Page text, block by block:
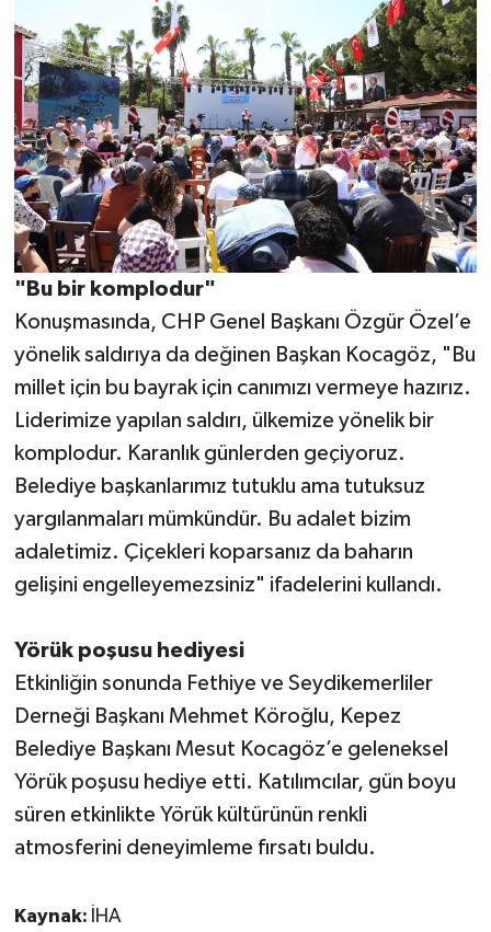
"Bu bir komplodur"
Konuşmasında, CHP Genel Başkanı Özgür Özel’e
yönelik saldırıya da değinen Başkan Kocagöz, "Bu
millet için bu bayrak için canımızı vermeye hazırız.
Liderimize yapılan saldırı, ülkemize yönelik bir
komplodur. Karanlık günlerden geçiyoruz.
Belediye başkanlarımız tutuklu ama tutuksuz
yargılanmaları mümkündür. Bu adalet bizim
adaletimiz. Çiçekleri koparsanız da baharın
gelişini engelleyemezsiniz" ifadelerini kullandı.
Yörük poşusu hediyesi
Etkinliğin sonunda Fethiye ve Seydikemerliler
Derneği Başkanı Mehmet Köroğlu, Kepez
Belediye Başkanı Mesut Kocagöz’e geleneksel
Yörük poşusu hediye etti. Katılımcılar, gün boyu
süren etkinlikte Yörük kültürünün renkli
atmosferini deneyimleme fırsatı buldu.
Kaynak: İHA